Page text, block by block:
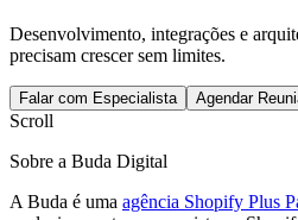
Desenvolvimento, integrações e
precisam crescer sem limites.
Falar com Especialista Agendar
Scroll
Sobre a Buda Digital
A Buda é uma agência Shopify Plus